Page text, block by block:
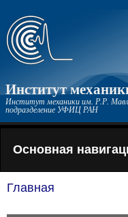
Перейти
основному
Институт
Институт механики им. Р.Р.
подразделение УФИЦ РАН
Основная
Главная